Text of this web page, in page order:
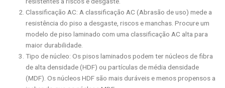
Classificação AC: A classificação AC (Abrasão de uso) mede a
resistência do piso a desgaste, riscos e manchas. Procure um
modelo de piso laminado com uma classificação AC alta para
maior durabilidade.
Tipo de núcleo: Os pisos laminados podem ter núcleos de fibra
de alta densidade (HDF) ou partículas de média densidade
(MDF). Os núcleos HDF são mais duráveis e menos propensos a